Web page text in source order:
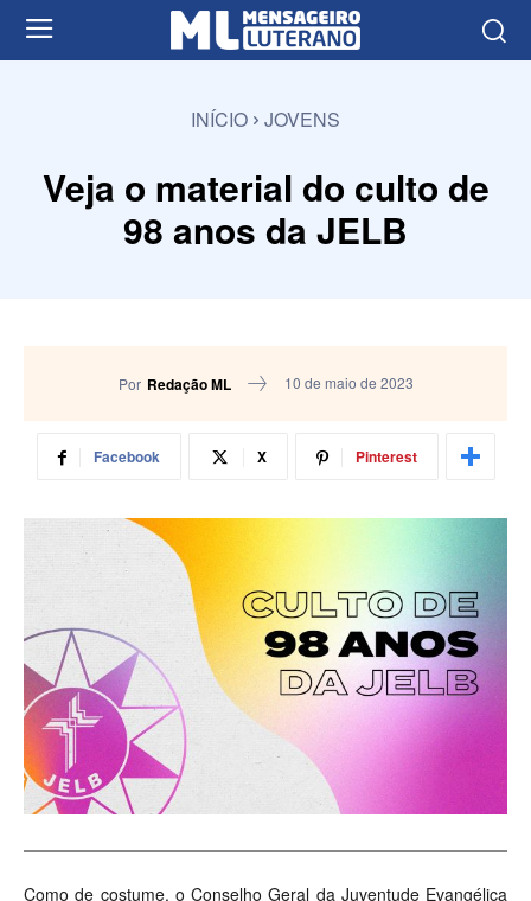
INÍCIO JOVENS
Veja o material do culto de
98 anos da JELB
Por Redação ML 10 de maio de 2023
Facebook X Pinterest
Como de costume, o Conselho Geral da Juventude Evangélica